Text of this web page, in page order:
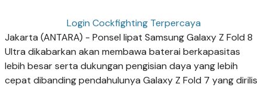
Login Cockfighting Terpercaya
Jakarta (ANTARA) - Ponsel lipat Samsung Galaxy Z Fold 8
Ultra dikabarkan akan membawa baterai berkapasitas
lebih besar serta dukungan pengisian daya yang lebih
cepat dibanding pendahulunya Galaxy Z Fold 7 yang dirilis